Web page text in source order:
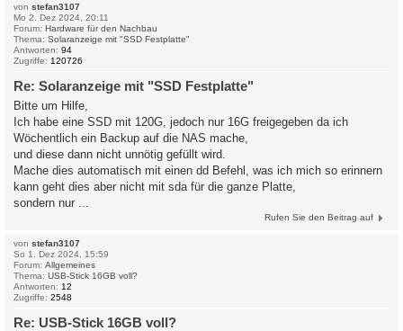
von stefan3107
Mo 2. Dez 2024, 20:11
Forum: Hardware für den Nachbau
Thema: Solaranzeige mit "SSD Festplatte"
Antworten: 94
Zugriffe: 120726
Re: Solaranzeige mit "SSD Festplatte"
Bitte um Hilfe,
Ich habe eine SSD mit 120G, jedoch nur 16G freigegeben da ich
Wöchentlich ein Backup auf die NAS mache,
und diese dann nicht unnötig gefüllt wird.
Mache dies automatisch mit einen dd Befehl, was ich mich so erinnern
kann geht dies aber nicht mit sda für die ganze Platte,
sondern nur ...
Rufen Sie den Beitrag auf
von stefan3107
So 1. Dez 2024, 15:59
Forum: Allgemeines
Thema: USB-Stick 16GB voll?
Antworten: 12
Zugriffe: 2548
Re: USB-Stick 16GB voll?